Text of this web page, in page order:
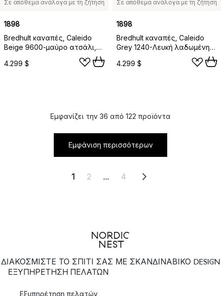
Σε απόθεμα ανάλογα με τη ζήτηση
1898
Bredhult καναπές, Caleido
Beige 9600-μαύρο ατσάλι,
4.299 $
Σε απόθεμα ανάλογα με τη ζήτηση
1898
Bredhult καναπές, Caleido
Grey 1240-Λευκή λαδωμένη
4.299 $
Εμφανίζει την 36 από 122 προϊόντα
Εμφάνιση περισσότερων
1 2 ... 4
ΔΙΑΚΟΣΜΙΣΤΕ ΤΟ ΣΠΙΤΙ ΣΑΣ ΜΕ ΣΚΑΝΔΙΝΑΒΙΚΟ DESIGN
ΕΞΥΠΗΡΈΤΗΣΗ ΠΕΛΑΤΏΝ
Εξυπηρέτηση πελατών